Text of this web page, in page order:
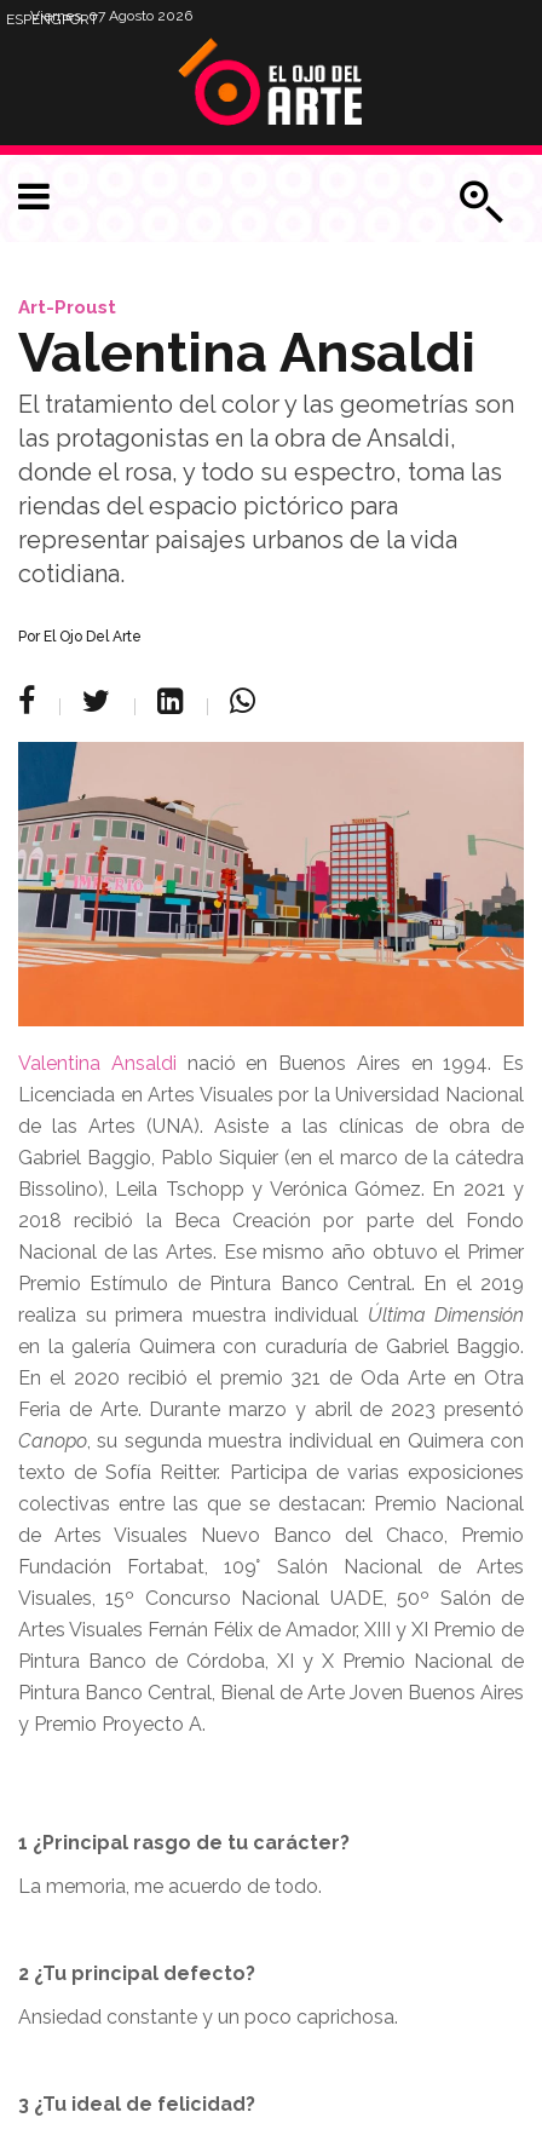
Viernes, 07 Agosto 2026
ESPENGPORT
Art-Proust
Valentina Ansaldi
El tratamiento del color y las geometrías son
las protagonistas en la obra de Ansaldi,
donde el rosa, y todo su espectro, toma las
riendas del espacio pictórico para
representar paisajes urbanos de la vida
cotidiana.
Por El Ojo Del Arte
Valentina Ansaldi nació en Buenos Aires en 1994. Es
Licenciada en Artes Visuales por la Universidad Nacional
de las Artes (UNA). Asiste a las clínicas de obra de
Gabriel Baggio, Pablo Siquier (en el marco de la cátedra
Bissolino), Leila Tschopp y Verónica Gómez. En 2021 y
2018 recibió la Beca Creación por parte del Fondo
Nacional de las Artes. Ese mismo año obtuvo el Primer
Premio Estímulo de Pintura Banco Central. En el 2019
realiza su primera muestra individual Última Dimensión
en la galería Quimera con curaduría de Gabriel Baggio.
En el 2020 recibió el premio 321 de Oda Arte en Otra
Feria de Arte. Durante marzo y abril de 2023 presentó
Canopo, su segunda muestra individual en Quimera con
texto de Sofía Reitter. Participa de varias exposiciones
colectivas entre las que se destacan: Premio Nacional
de Artes Visuales Nuevo Banco del Chaco, Premio
Fundación Fortabat, 109° Salón Nacional de Artes
Visuales, 15º Concurso Nacional UADE, 50º Salón de
Artes Visuales Fernán Félix de Amador, XIII y XI Premio de
Pintura Banco de Córdoba, XI y X Premio Nacional de
Pintura Banco Central, Bienal de Arte Joven Buenos Aires
y Premio Proyecto A.
1 ¿Principal rasgo de tu carácter?
La memoria, me acuerdo de todo.
2 ¿Tu principal defecto?
Ansiedad constante y un poco caprichosa.
3 ¿Tu ideal de felicidad?